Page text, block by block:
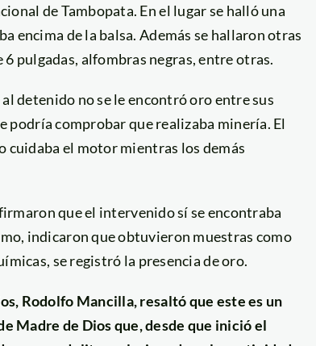
de Tambopata. En el lugar se halló una
encima de la balsa. Además se hallaron otras
pulgadas, alfombras negras, entre otras.
detenido no se le encontró oro entre sus
podría comprobar que realizaba minería. El
cuidaba el motor mientras los demás
que el intervenido sí se encontraba
indicaron que obtuvieron muestras como
se registró la presencia de oro.
Rodolfo Mancilla, resaltó que este es un
Madre de Dios que, desde que inició el